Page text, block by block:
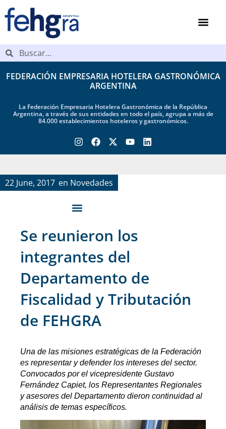
FEDERACIÓN EMPRESARIA HOTELERA GASTRONÓMICA
ARGENTINA
La Federación Empresaria Hotelera Gastronómica de la República
Argentina, a través de sus entidades en todo el país, agrupa a más de
84.000 establecimientos hoteleros y gastronómicos.
22 June, 2017 en Novedades
Se reunieron los
integrantes del
Departamento de
Fiscalidad y Tributación
de FEHGRA
Una de las misiones estratégicas de la Federación
es representar y defender los intereses del sector.
Convocados por el vicepresidente Gustavo
Fernández Capiet, los Representantes Regionales
y asesores del Departamento dieron continuidad al
análisis de temas específicos.